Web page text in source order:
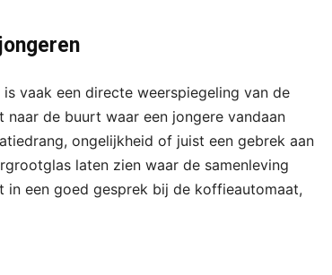
vaak een directe weerspiegeling van de
de buurt waar een jongere vandaan
ongelijkheid of juist een gebrek aan
laten zien waar de samenleving
een goed gesprek bij de koffieautomaat,